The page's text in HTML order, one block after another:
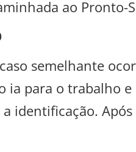
ao Pronto-
semelhante
ia para o trabalho
identificação.